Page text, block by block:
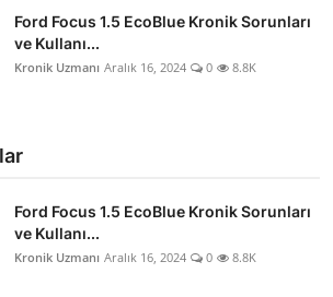
Ford Focus 1.5 EcoBlue Kronik Sorunları
ve Kullanı...
Kronik Uzmanı Aralık 16, 2024 0 8.8K
Ford Focus 1.5 EcoBlue Kronik Sorunları
ve Kullanı...
Kronik Uzmanı Aralık 16, 2024 0 8.8K